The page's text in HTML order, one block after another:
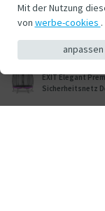
EXIT Elegant
Sicherheitsnetz
Mit der Nutzung
von werbe-cookies .
anpassen